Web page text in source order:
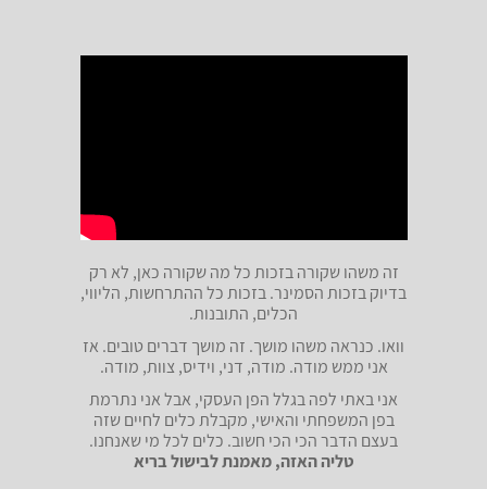
זה משהו שקורה בזכות כל מה שקורה כאן, לא רק
בדיוק בזכות הסמינר. בזכות כל ההתרחשות, הליווי,
הכלים, התובנות.
וואו. כנראה משהו מושך. זה מושך דברים טובים. אז
אני ממש מודה. מודה, דני, וידיס, צוות, מודה.
אני באתי לפה בגלל הפן העסקי, אבל אני נתרמת
בפן המשפחתי והאישי, מקבלת כלים לחיים שזה
בעצם הדבר הכי הכי חשוב. כלים לכל מי שאנחנו.
טליה האזה, מאמנת לבישול בריא